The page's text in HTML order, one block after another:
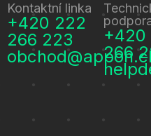
Kontaktní linka
+420 222
266 223
+420
266